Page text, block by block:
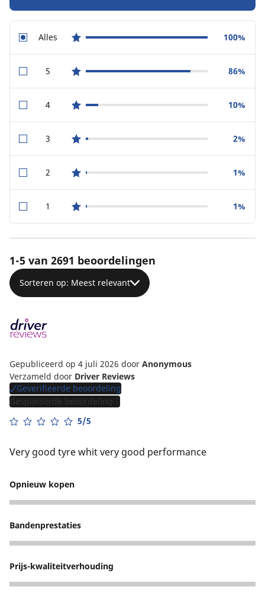
Allesstar reviews 100%
5star reviews 86%
4star reviews 10%
3star reviews 2%
2star reviews 1%
1star reviews 1%
1-5 van 2691 beoordelingen
Sorteren op: Meest relevant
Gepubliceerd op 4 juli 2026 door Anonymous
Verzameld door Driver Reviews
Geverifieerde beoordeling
Gesponsorde beoordeling
5/5
Very good tyre whit very good performance
Opnieuw kopen
5
Bandenprestaties
5
Prijs-kwaliteitverhouding
5